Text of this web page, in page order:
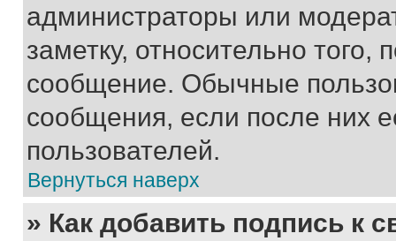
администраторы или
заметку, относительно
сообщение. Обычные
сообщения, если после них
пользователей.
Вернуться наверх
» Как добавить подпись к